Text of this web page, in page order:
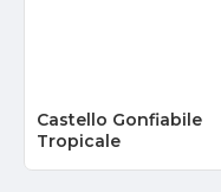
Castello Gonfiabile
Tropicale